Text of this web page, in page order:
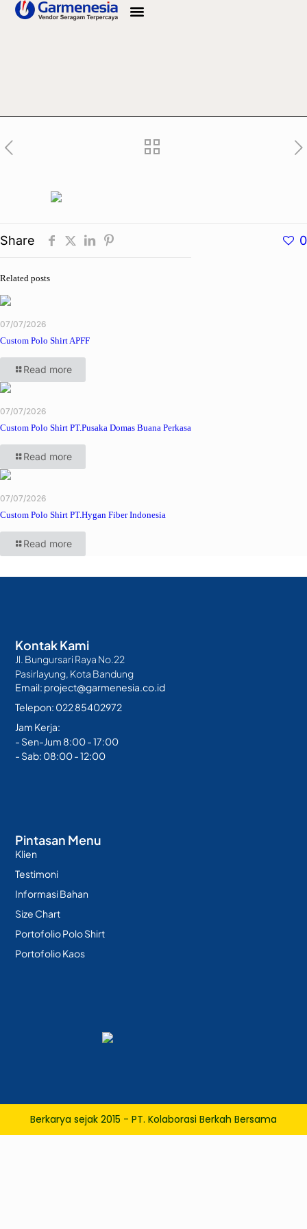
Share 0
Related posts
07/07/2026
Custom Polo Shirt APFF
Read more
07/07/2026
Custom Polo Shirt PT.Pusaka Domas Buana Perkasa
Read more
07/07/2026
Custom Polo Shirt PT.Hygan Fiber Indonesia
Read more
Pintasan Menu
Klien
Testimoni
Informasi Bahan
Size Chart
Portofolio Polo Shirt
Portofolio Kaos
Kontak Kami
Jl. Bungursari Raya No.22
Pasirlayung, Kota Bandung
Email: project@garmenesia.co.id
Telepon: 022 85402972
Jam Kerja:
- Sen-Jum 8:00 - 17:00
- Sab: 08:00 - 12:00
Berkarya sejak 2015 - PT. Kolaborasi Berkah Bersama